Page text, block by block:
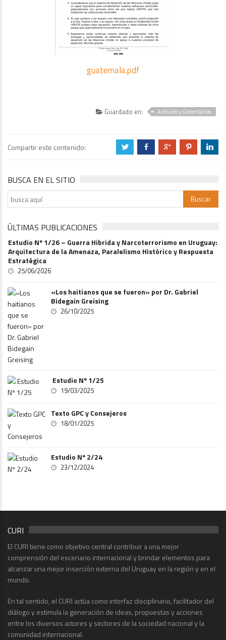
guatemala.pdf
Guardado en: Artículos y Comentarios
Compartir este contenido: a b c d j
BUSCA EN EL SITIO
ÚLTIMAS PUBLICACIONES
Estudio Nº 1/26 – Guerra Hibrida y Narcoterrorismo en Uruguay:
Arquitectura de la Amenaza, Paralelismo Histórico y Respuesta
Estratégica
25/06/2026
«Los haitianos que se fueron» por Dr. Gabriel
Bidegain Greising
26/10/2025
Estudio Nº 1/25
19/03/2025
Texto GPC y Consejeros
18/01/2025
Estudio Nº 2/24
23/12/2024
CURI
El CURI tiene como objetivo central contribuir a una mejor
comprensión del escenario internacional y brindar elementos para
alcanzar una mejor inserción externa del Uruguay en la región y en el
mundo.
En tal sentido, el CURI actúa como interfaz disciplinario, facilitador del
diálogo y estimula la generación de ideas, propuestas y acciones
entre los diversos actores y sectores de la sociedad nacional y la
comunidad internacional.